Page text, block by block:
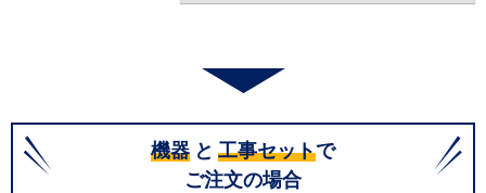
機器 と 工事セットで
ご注文の場合